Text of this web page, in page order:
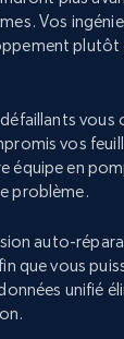
Vos
plutôt
vos
équipe en
problème.
auto-
que vous
unifié